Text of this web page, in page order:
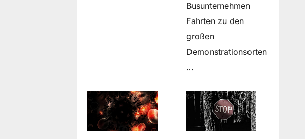
Busunternehmen
Fahrten zu den
großen
Demonstrationsorten
…